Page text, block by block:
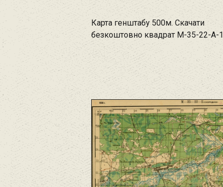
Карта генштабу 500м. Скачати
безкоштовно квадрат M-35-22-A-1